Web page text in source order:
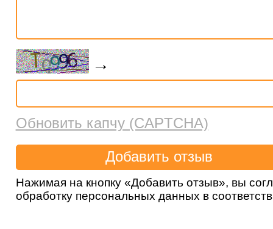
→
Обновить капчу (CAPTCHA)
Нажимая на кнопку «Добавить отзыв», вы
обработку персональных данных в